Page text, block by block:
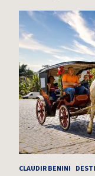
CLAUDIR BENINI